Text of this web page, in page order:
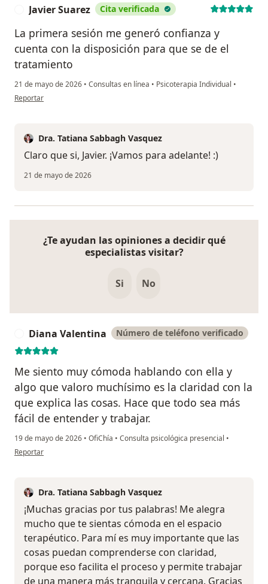
Javier Suarez Cita verificada
La primera sesión me generó confianza y
cuenta con la disposición para que se de el
tratamiento
21 de mayo de 2026 • Consultas en línea • Psicoterapia Individual •
en opinión del usuario Javier Suarez
Reportar
Dra. Tatiana Sabbagh Vasquez
Claro que si, Javier. ¡Vamos para adelante! :)
21 de mayo de 2026
¿Te ayudan las opiniones a decidir qué
especialistas visitar?
Si No
Diana Valentina Número de teléfono verificado
Me siento muy cómoda hablando con ella y
algo que valoro muchísimo es la claridad con la
que explica las cosas. Hace que todo sea más
fácil de entender y trabajar.
19 de mayo de 2026 • OfiChía • Consulta psicológica presencial •
en opinión del usuario Diana Valentina
Reportar
Dra. Tatiana Sabbagh Vasquez
¡Muchas gracias por tus palabras! Me alegra
mucho que te sientas cómoda en el espacio
terapéutico. Para mí es muy importante que las
cosas puedan comprenderse con claridad,
porque eso facilita el proceso y permite trabajar
de una manera más tranquila y cercana. Gracias